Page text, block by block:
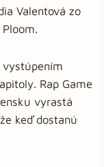
Valentová zo
vystúpením
Rap Game
vyrastá
keď dostanú